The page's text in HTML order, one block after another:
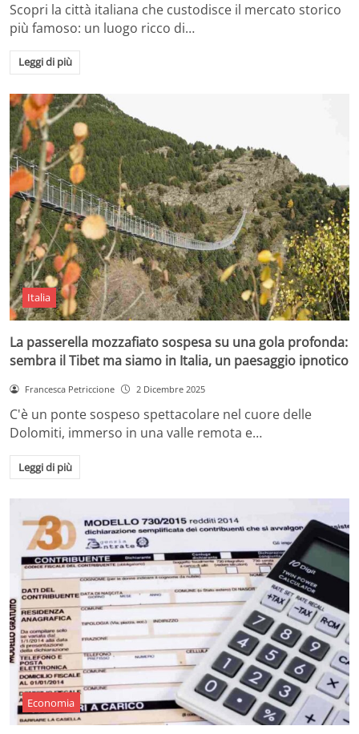
Scopri la città italiana che custodisce il mercato storico
più famoso: un luogo ricco di…
Leggi di più
Italia
La passerella mozzafiato sospesa su una gola profonda:
sembra il Tibet ma siamo in Italia, un paesaggio ipnotico
Francesca Petriccione 2 Dicembre 2025
C'è un ponte sospeso spettacolare nel cuore delle
Dolomiti, immerso in una valle remota e…
Leggi di più
Economia